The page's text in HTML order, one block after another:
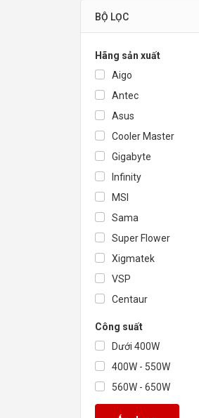
BỘ LỌC
Hãng sản xuất
Aigo
Antec
Asus
Cooler Master
Gigabyte
Infinity
MSI
Sama
Super Flower
Xigmatek
VSP
Centaur
Công suất
Dưới 400W
400W - 550W
560W - 650W
660W - 800W